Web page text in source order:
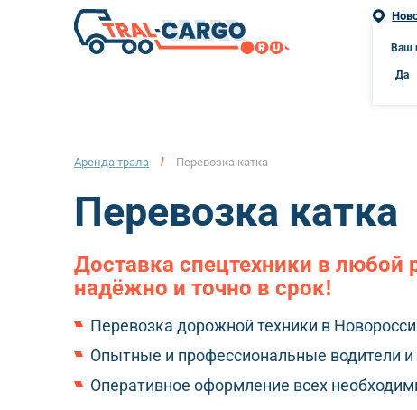
Ваш
Да
г.
Аренда трала / Перевозка катка
Перевозка катка
Доставка спецтехники в любой
надёжно и точно в срок!
Перевозка дорожной техники в
Опытные и профессиональные водители и
Оперативное оформление всех